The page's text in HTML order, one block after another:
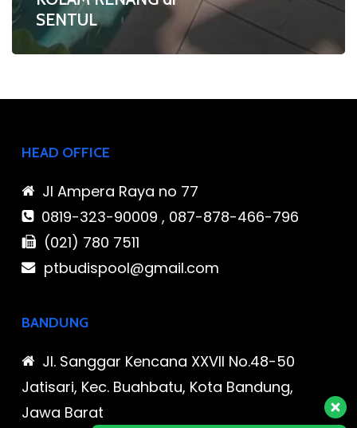
SENTUL
HEAD OFFICE
Jl Ampera Raya no 77
0819-323-90009 , 087-878-466-796
(021) 780 7511
ptbudispool@gmail.com
BANDUNG
Jl. Sanggar Kencana XXVII No.48-50
Jatisari, Kec. Buahbatu, Kota Bandung,
Jawa Barat